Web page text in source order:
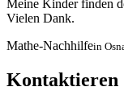
Meine Kinder finden
Vielen Dank.
Mathe-Nachhilfein
Kontaktieren